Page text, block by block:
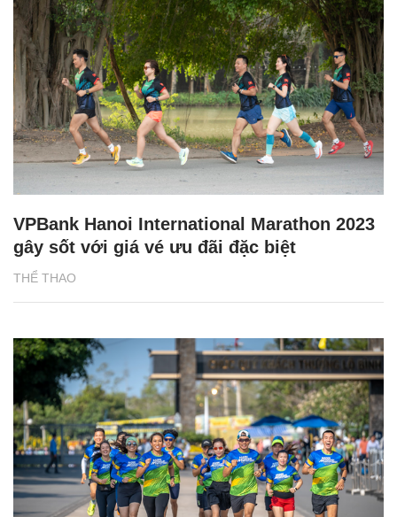
THỂ THAO
VPBank Hanoi International Marathon 2023
gây sốt với giá vé ưu đãi đặc biệt